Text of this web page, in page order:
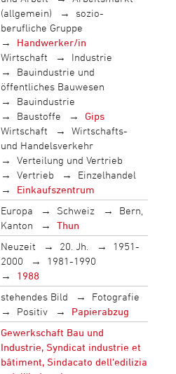
(allgemein)
sozio-
berufliche Gruppe
Handwerker/in
Wirtschaft
Industrie
Bauindustrie und
öffentliches Bauwesen
Bauindustrie
Baustoffe
Gips
Wirtschaft
Wirtschafts-
und Handelsverkehr
Verteilung und Vertrieb
Vertrieb
Einzelhandel
Einkaufszentrum
Europa Schweiz
Bern,
Kanton
Thun
Neuzeit 20. Jh.
1951-
2000
1981-1990
1988
stehendes Bild
Fotografie
Positiv
Papierabzug
Gewerkschaft Bau und
Industrie, Syndicat industrie et
bâtiment, Sindacato dell'edilizia